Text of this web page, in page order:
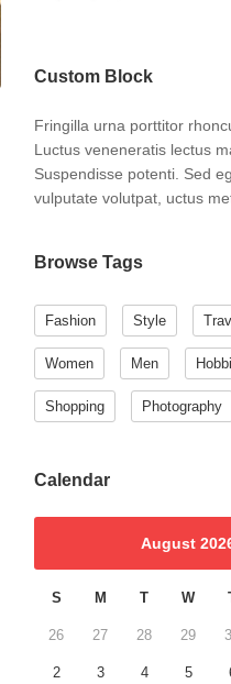
Custom Block
Fringilla urna porttitor
Luctus veneneratis lectus
Suspendisse potenti. Sed
vulputate volutpat, uctus
Browse Tags
Fashion Style
Women Men
Shopping Photography
Calendar
August
S M T W
26 27 28 29
2 3 4 5